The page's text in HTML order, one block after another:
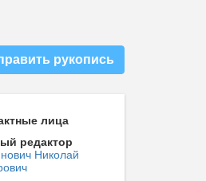
рукопись
лица
редактор
Николай